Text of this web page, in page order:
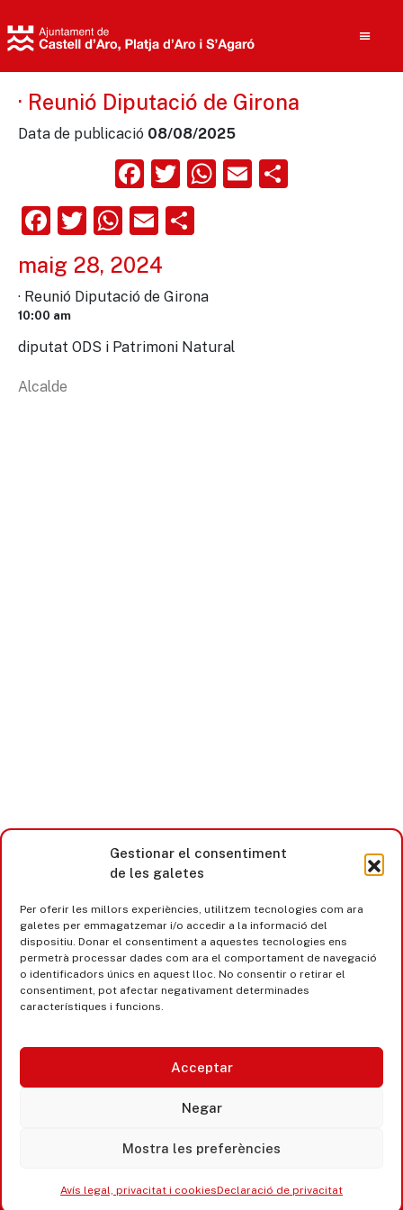
Gestionar el consentiment
de les galetes
Per oferir les millors experiències, utilitzem tecnologies com ara
galetes per emmagatzemar i/o accedir a la informació del
dispositiu. Donar el consentiment a aquestes tecnologies ens
permetrà processar dades com ara el comportament de navegació
o identificadors únics en aquest lloc. No consentir o retirar el
consentiment, pot afectar negativament determinades
característiques i funcions.
Acceptar
Negar
Mostra les preferències
Avís legal, privacitat i cookiesDeclaració de privacitat
· Reunió Diputació de Girona
Data de publicació 08/08/2025
Facebook
Twitter
WhatsApp
Email
Facebook
Twitter
WhatsApp
Email
maig 28, 2024
· Reunió Diputació de Girona
10:00 am
diputat ODS i Patrimoni Natural
Alcalde
Castell d’Aro · Platja d’Aro · S’Agaró
365 www.platjadaro